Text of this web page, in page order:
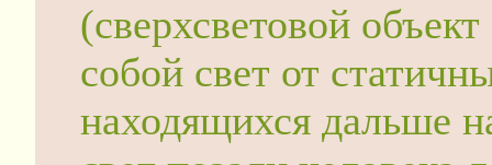
(сверхсветовой
собой свет от
находящихся дальше